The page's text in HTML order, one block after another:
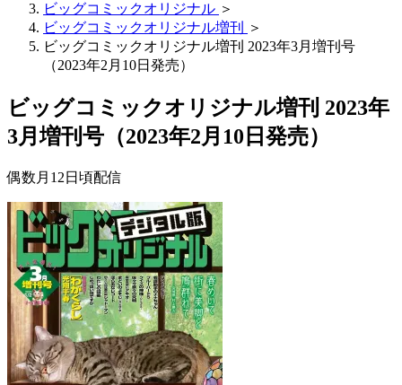
ビッグコミックオリジナル ＞
ビッグコミックオリジナル増刊
＞
ビッグコミックオリジナル増刊 2023年3月増刊号
（2023年2月10日発売）
ビッグコミックオリジナル増刊 2023年
3月増刊号（2023年2月10日発売）
偶数月12日頃配信